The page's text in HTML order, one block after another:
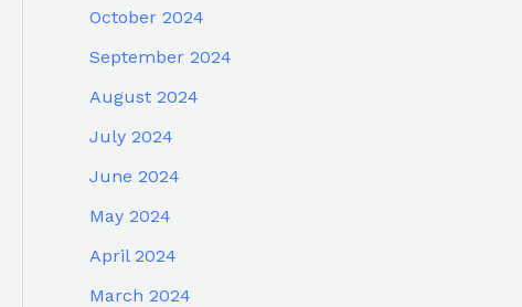
October 2024
September 2024
August 2024
July 2024
June 2024
May 2024
April 2024
March 2024